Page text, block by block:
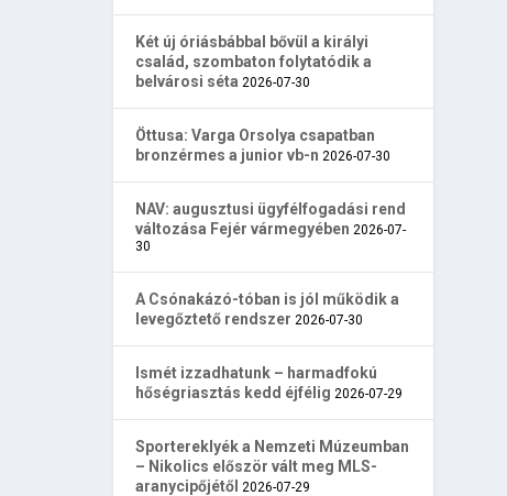
Két új óriásbábbal bővül a királyi
család, szombaton folytatódik a
belvárosi séta 2026-07-30
Öttusa: Varga Orsolya csapatban
bronzérmes a junior vb-n 2026-07-30
NAV: augusztusi ügyfélfogadási rend
változása Fejér vármegyében 2026-07-
30
A Csónakázó-tóban is jól működik a
levegőztető rendszer 2026-07-30
Ismét izzadhatunk – harmadfokú
hőségriasztás kedd éjfélig 2026-07-29
Sportereklyék a Nemzeti Múzeumban
– Nikolics először vált meg MLS-
aranycipőjétől 2026-07-29